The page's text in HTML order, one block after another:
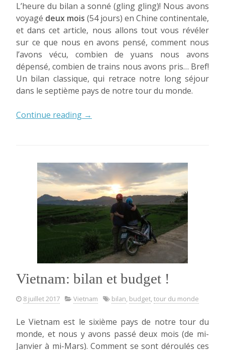
L’heure du bilan a sonné (gling gling)! Nous avons
voyagé deux mois (54 jours) en Chine continentale,
et dans cet article, nous allons tout vous révéler
sur ce que nous en avons pensé, comment nous
l’avons vécu, combien de yuans nous avons
dépensé, combien de trains nous avons pris… Bref!
Un bilan classique, qui retrace notre long séjour
dans le septième pays de notre tour du monde.
Continue reading « Deux
le
bilan
! »
→
Vietnam: bilan et budget !
8 juillet 2017 Vietnam bilan budget tour du monde
Le Vietnam est le sixième pays de notre tour du
monde, et nous y avons passé deux mois (de mi-
Janvier à mi-Mars). Comment se sont déroulés ces